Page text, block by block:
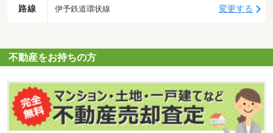
路線 伊予鉄道環状線 変更する
不動産をお持ちの方